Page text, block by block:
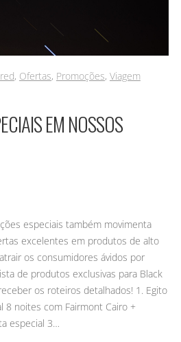
, Ofertas, Promoções, Viagem
EM NOSSOS
especiais também movimenta
excelentes em produtos de alto
os consumidores ávidos por
de produtos exclusivas para Black
os roteiros detalhados! 1. Egito
8 noites com Fairmont Cairo +
especial 3…